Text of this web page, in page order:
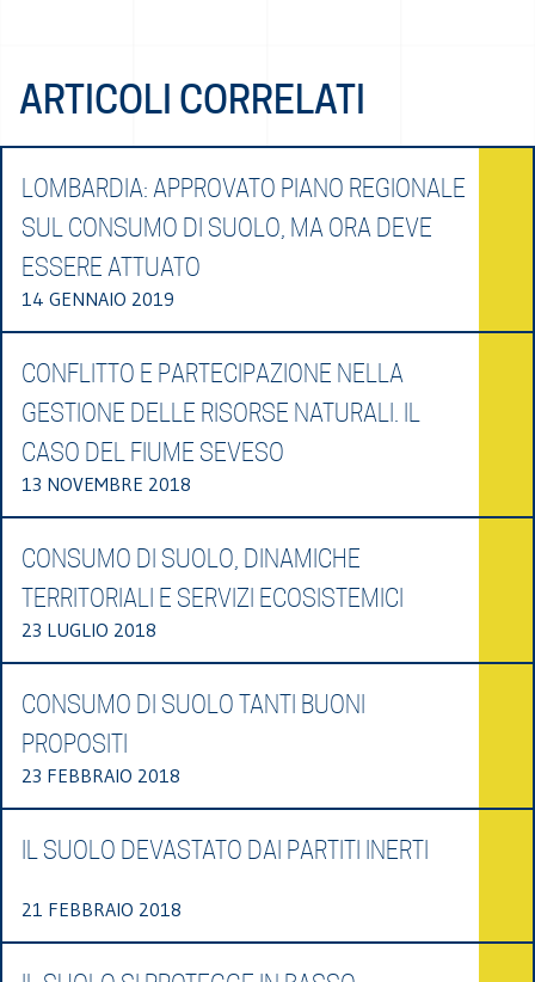
ARTICOLI CORRELATI
LOMBARDIA: APPROVATO PIANO REGIONALE
SUL CONSUMO DI SUOLO, MA ORA DEVE
ESSERE ATTUATO
14 GENNAIO 2019
CONFLITTO E PARTECIPAZIONE NELLA
GESTIONE DELLE RISORSE NATURALI. IL
CASO DEL FIUME SEVESO
13 NOVEMBRE 2018
CONSUMO DI SUOLO, DINAMICHE
TERRITORIALI E SERVIZI ECOSISTEMICI
23 LUGLIO 2018
CONSUMO DI SUOLO TANTI BUONI
PROPOSITI
23 FEBBRAIO 2018
IL SUOLO DEVASTATO DAI PARTITI INERTI
21 FEBBRAIO 2018